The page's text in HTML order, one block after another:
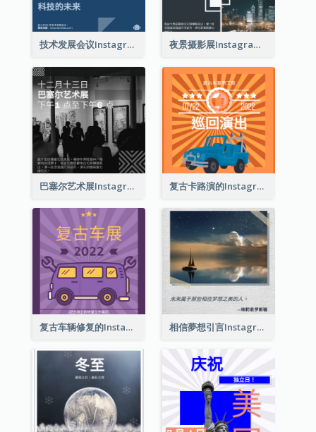
技术发展会议Instagram帖子 夜景摄影展Instagram贴子
巴塞尔艺术展Instagram帖子 复古卡路演的Instagram帖子
复古车辆修复的Instagram帖子 相信夢想引言Instagram帖子